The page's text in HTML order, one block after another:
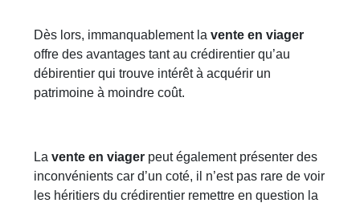
Dès lors, immanquablement lavente en viager
offre des avantages tant au crédirentier qu’au
débirentier qui trouve intérêt à acquérir un
patrimoine à moindre coût.
Lavente en viager peut également présenter des
inconvénients car d’un coté, il n’est pas rare de voir
les héritiers du crédirentier remettre en question la